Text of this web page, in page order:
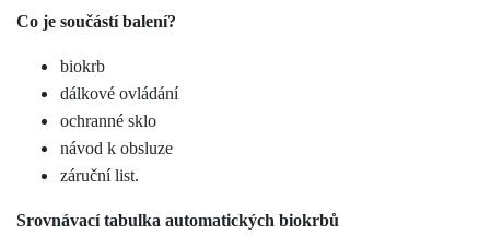
Co je součástí balení?
biokrb
dálkové ovládání
ochranné sklo
návod k obsluze
záruční list.
Srovnávací tabulka automatických biokrbů